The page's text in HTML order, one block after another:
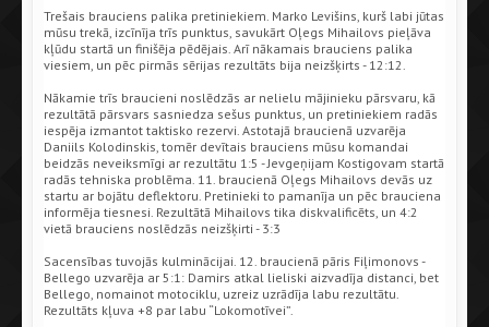
Trešais brauciens palika pretiniekiem. Marko Levišins, kurš labi jūtas
mūsu trekā, izcīnīja trīs punktus, savukārt Oļegs Mihailovs pieļāva
kļūdu startā un finišēja pēdējais. Arī nākamais brauciens palika
viesiem, un pēc pirmās sērijas rezultāts bija neizšķirts - 12:12.
Nākamie trīs braucieni noslēdzās ar nelielu mājinieku pārsvaru, kā
rezultātā pārsvars sasniedza sešus punktus, un pretiniekiem radās
iespēja izmantot taktisko rezervi. Astotajā braucienā uzvarēja
Daniils Kolodinskis, tomēr devītais brauciens mūsu komandai
beidzās neveiksmīgi ar rezultātu 1:5 - Jevgeņijam Kostigovam startā
radās tehniska problēma. 11. braucienā Oļegs Mihailovs devās uz
startu ar bojātu deflektoru. Pretinieki to pamanīja un pēc brauciena
informēja tiesnesi. Rezultātā Mihailovs tika diskvalificēts, un 4:2
vietā brauciens noslēdzās neizšķirti - 3:3
Sacensības tuvojās kulminācijai. 12. braucienā pāris Fiļimonovs -
Bellego uzvarēja ar 5:1: Damirs atkal lieliski aizvadīja distanci, bet
Bellego, nomainot motociklu, uzreiz uzrādīja labu rezultātu.
Rezultāts kļuva +8 par labu “Lokomotīvei”.